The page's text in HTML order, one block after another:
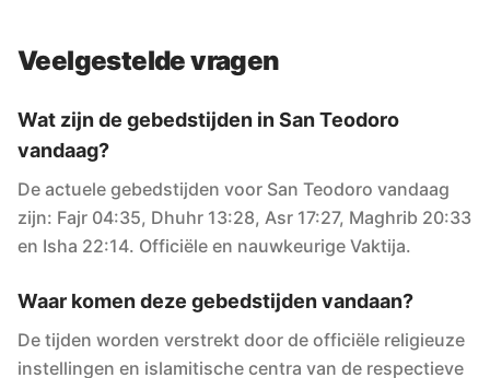
Veelgestelde vragen
Wat zijn de gebedstijden in San Teodoro
vandaag?
De actuele gebedstijden voor San Teodoro vandaag
zijn: Fajr 04:35, Dhuhr 13:28, Asr 17:27, Maghrib 20:33
en Isha 22:14. Officiële en nauwkeurige Vaktija.
Waar komen deze gebedstijden vandaan?
De tijden worden verstrekt door de officiële religieuze
instellingen en islamitische centra van de respectieve